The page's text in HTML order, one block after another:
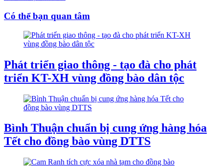
Có thể bạn quan tâm
Phát triển giao thông - tạo đà cho phát
triển KT-XH vùng đồng bào dân tộc
Bình Thuận chuẩn bị cung ứng hàng hóa
Tết cho đồng bào vùng DTTS